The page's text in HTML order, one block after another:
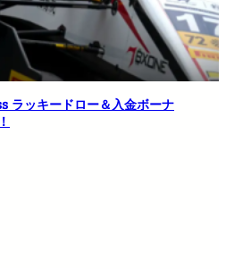
ラッキードロー＆入金ボーナ